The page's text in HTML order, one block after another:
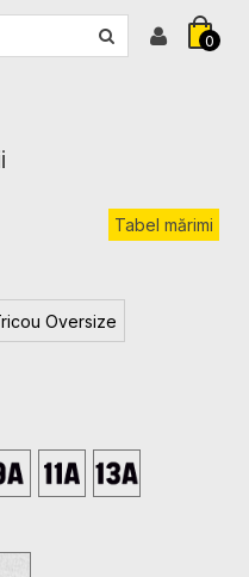
0
Tabel mărimi
Oversize
L
XL
-